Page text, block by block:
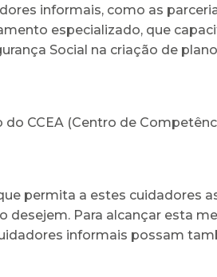
informais, como as
especializado, que
Social na criação de
CCEA (Centro de
permita a estes cuidadores
Para alcançar esta
informais possam